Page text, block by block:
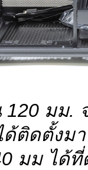
มม.
ติดตั้งม
มม ได้ที่